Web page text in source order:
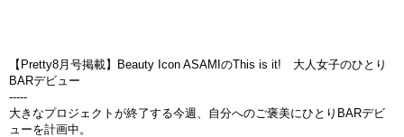
【Pretty8月号掲載】Beauty Icon ASAMIのThis is it! 大人女子のひとり
BARデビュー
-----
大きなプロジェクトが終了する今週、自分へのご褒美にひとりBARデビ
ューを計画中。